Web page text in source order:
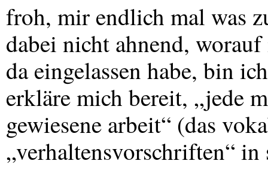
froh, mir endlich mal was
dabei nicht ahnend,
da eingelassen habe, bin
erkläre mich bereit, „jede
gewiesene arbeit“ (das
„verhaltensvorschriften“